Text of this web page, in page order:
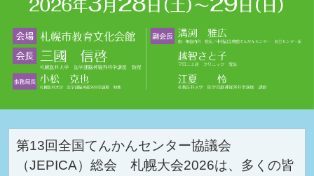
第13回全国てんかんセンター協議会
（JEPICA）総会 札幌大会2026は、多くの皆